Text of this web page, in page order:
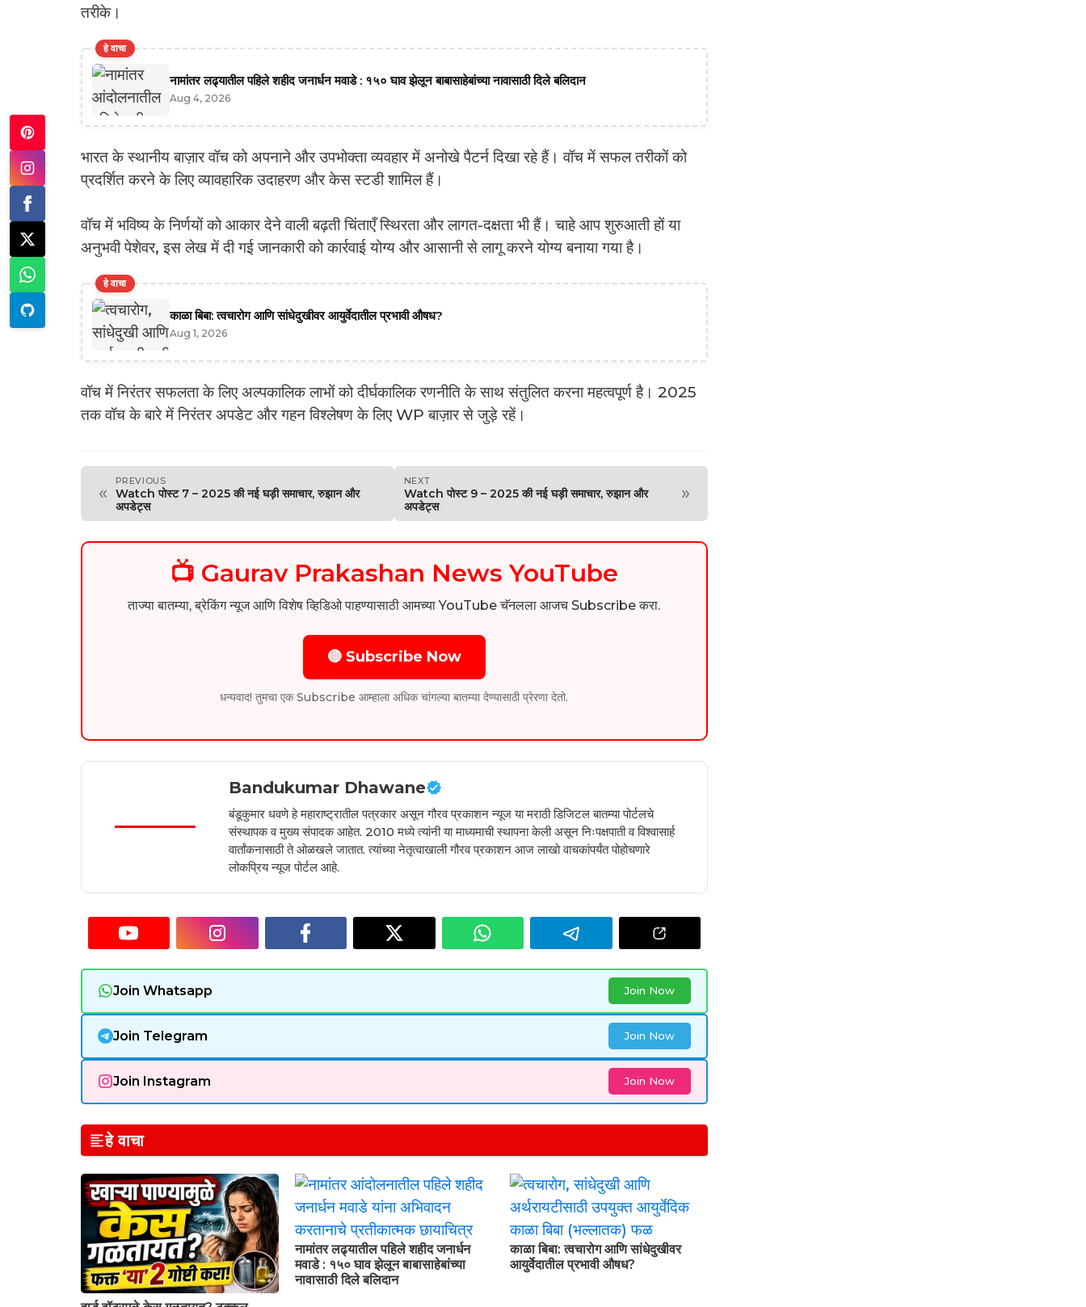
तरीके।
हे वाचा
नामांतर लढ्यातील पहिले शहीद जनार्धन मवाडे : १५० घाव झेलून बाबासाहेबांच्या नावासाठी दिले बलिदान
Aug 4, 2026
भारत के स्थानीय बाज़ार वॉच को अपनाने और उपभोक्ता व्यवहार में अनोखे पैटर्न दिखा रहे हैं। वॉच में सफल तरीकों को
प्रदर्शित करने के लिए व्यावहारिक उदाहरण और केस स्टडी शामिल हैं।
वॉच में भविष्य के निर्णयों को आकार देने वाली बढ़ती चिंताएँ स्थिरता और लागत-दक्षता भी हैं। चाहे आप शुरुआती हों या
अनुभवी पेशेवर, इस लेख में दी गई जानकारी को कार्रवाई योग्य और आसानी से लागू करने योग्य बनाया गया है।
हे वाचा
काळा बिबा: त्वचारोग आणि सांधेदुखीवर आयुर्वेदातील प्रभावी औषध?
Aug 1, 2026
वॉच में निरंतर सफलता के लिए अल्पकालिक लाभों को दीर्घकालिक रणनीति के साथ संतुलित करना महत्वपूर्ण है। 2025
तक वॉच के बारे में निरंतर अपडेट और गहन विश्लेषण के लिए WP बाज़ार से जुड़े रहें।
«
PREVIOUS
Watch पोस्ट 7 – 2025 की नई घड़ी समाचार, रुझान और
अपडेट्स
NEXT
Watch पोस्ट 9 – 2025 की नई घड़ी समाचार, रुझान और
अपडेट्स
»
📺 Gaurav Prakashan News YouTube
ताज्या बातम्या, ब्रेकिंग न्यूज आणि विशेष व्हिडिओ पाहण्यासाठी आमच्या YouTube चॅनलला आजच Subscribe करा.
🔴 Subscribe Now
धन्यवाद! तुमचा एक Subscribe आम्हाला अधिक चांगल्या बातम्या देण्यासाठी प्रेरणा देतो.
Bandukumar Dhawane
बंडूकुमार धवणे हे महाराष्ट्रातील पत्रकार असून गौरव प्रकाशन न्यूज या मराठी डिजिटल बातम्या पोर्टलचे
संस्थापक व मुख्य संपादक आहेत. 2010 मध्ये त्यांनी या माध्यमाची स्थापना केली असून निःपक्षपाती व विश्वासार्ह
वार्तांकनासाठी ते ओळखले जातात. त्यांच्या नेतृत्वाखाली गौरव प्रकाशन आज लाखो वाचकांपर्यंत पोहोचणारे
लोकप्रिय न्यूज पोर्टल आहे.
Join Whatsapp Join Now
Join Telegram Join Now
Join Instagram Join Now
हे वाचा
नामांतर लढ्यातील पहिले शहीद जनार्धन
मवाडे : १५० घाव झेलून बाबासाहेबांच्या
नावासाठी दिले बलिदान
काळा बिबा: त्वचारोग आणि सांधेदुखीवर
आयुर्वेदातील प्रभावी औषध?